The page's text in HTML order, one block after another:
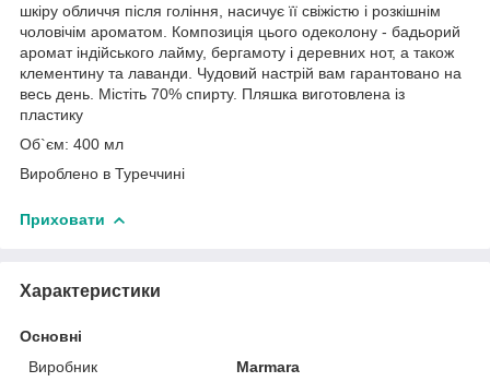
шкіру обличчя після гоління, насичує її свіжістю і розкішнім
чоловічім ароматом. Композиція цього одеколону - бадьорий
аромат індійського лайму, бергамоту і деревних нот, а також
клементину та лаванди. Чудовий настрій вам гарантовано на
весь день. Містіть 70% спирту. Пляшка виготовлена із
пластику
Об`єм: 400 мл
Вироблено в Туреччині
Приховати
Характеристики
Основні
Виробник
Marmara